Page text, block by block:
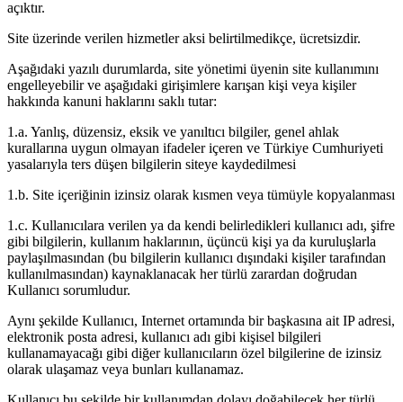
açıktır.
Site üzerinde verilen hizmetler aksi belirtilmedikçe, ücretsizdir.
Aşağıdaki yazılı durumlarda, site yönetimi üyenin site kullanımını
engelleyebilir ve aşağıdaki girişimlere karışan kişi veya kişiler
hakkında kanuni haklarını saklı tutar:
1.a. Yanlış, düzensiz, eksik ve yanıltıcı bilgiler, genel ahlak
kurallarına uygun olmayan ifadeler içeren ve Türkiye Cumhuriyeti
yasalarıyla ters düşen bilgilerin siteye kaydedilmesi
1.b. Site içeriğinin izinsiz olarak kısmen veya tümüyle kopyalanması
1.c. Kullanıcılara verilen ya da kendi belirledikleri kullanıcı adı, şifre
gibi bilgilerin, kullanım haklarının, üçüncü kişi ya da kuruluşlarla
paylaşılmasından (bu bilgilerin kullanıcı dışındaki kişiler tarafından
kullanılmasından) kaynaklanacak her türlü zarardan doğrudan
Kullanıcı sorumludur.
Aynı şekilde Kullanıcı, Internet ortamında bir başkasına ait IP adresi,
elektronik posta adresi, kullanıcı adı gibi kişisel bilgileri
kullanamayacağı gibi diğer kullanıcıların özel bilgilerine de izinsiz
olarak ulaşamaz veya bunları kullanamaz.